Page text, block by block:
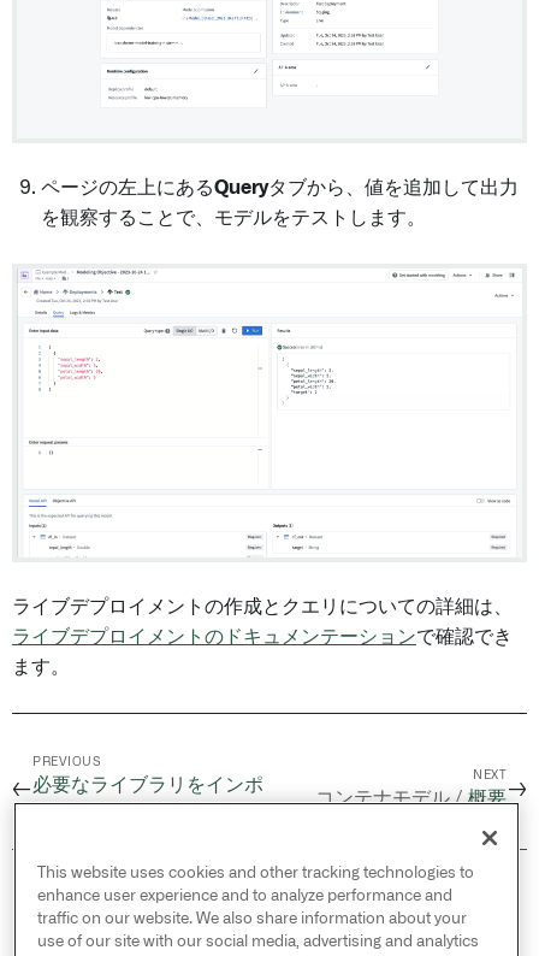
ページの左上にあるQueryタブから、値を追加して出力
を観察することで、モデルをテストします。
ライブデプロイメントの作成とクエリについての詳細は、
ライブデプロイメントのドキュメンテーションで確認でき
ます。
←
PREVIOUS
必要なライブラリをインポ
NEXT
コンテナモデル /概要→
© 2026 Palantir Technologies Inc. All rights
reserved.
This website uses cookies and other tracking technologies to
enhance user experience and to analyze performance and
traffic on our website. We also share information about your
use of our site with our social media, advertising and analytics